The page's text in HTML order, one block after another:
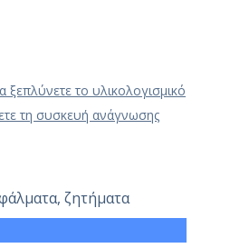
ξεπλύνετε το υλικολογισμικό
τη συσκευή ανάγνωσης
ζητήματα